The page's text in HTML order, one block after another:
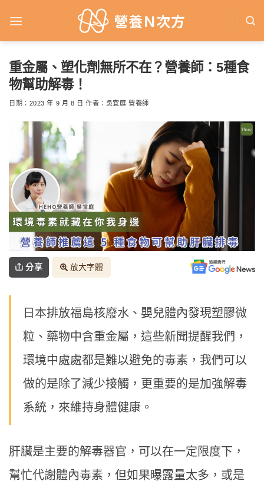
重金屬、塑化劑無所不在？營養師：5種食
物幫助解毒！
日期： 2023 年 9 月 8 日 作者： 吳宜庭 營養師
分享 放大字體
日本排放福島核廢水、嬰兒體內發現塑膠微
粒、藥物中含重金屬，這些新聞提醒我們，
環境中處處都是難以避免的毒素，我們可以
做的是除了減少接觸，更重要的是加強解毒
系統，來維持身體健康。
肝臟是主要的解毒器官，可以在一定限度下，
幫忙代謝體內毒素，但如果曝露量太多，或是